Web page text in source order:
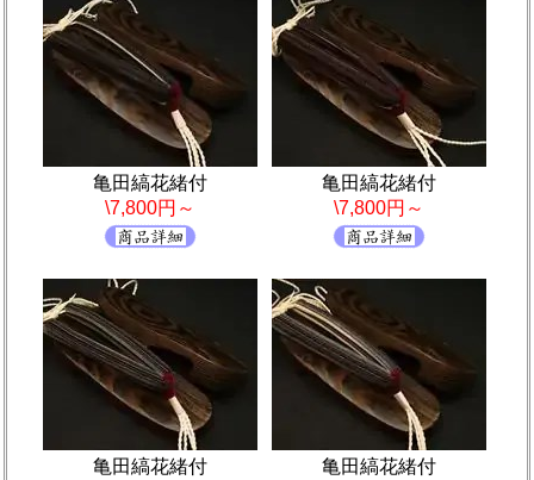
亀田縞花緒付
\7,800円～
亀田縞花緒付
\7,800円～
亀田縞花緒付 亀田縞花緒付